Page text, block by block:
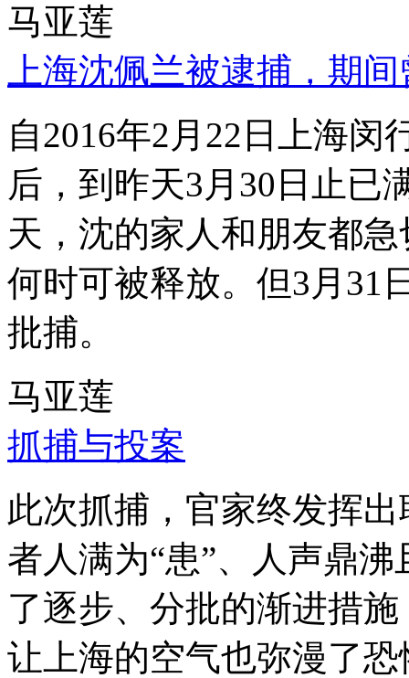
马亚莲
上海沈佩兰被逮捕，期
自2016年2月22日上海
后，到昨天3月30日止已
天，沈的家人和朋友都
何时可被释放。但3月31
批捕。
马亚莲
抓捕与投案
此次抓捕，官家终发挥
者人满为“患”、人声鼎
了逐步、分批的渐进措
让上海的空气也弥漫了